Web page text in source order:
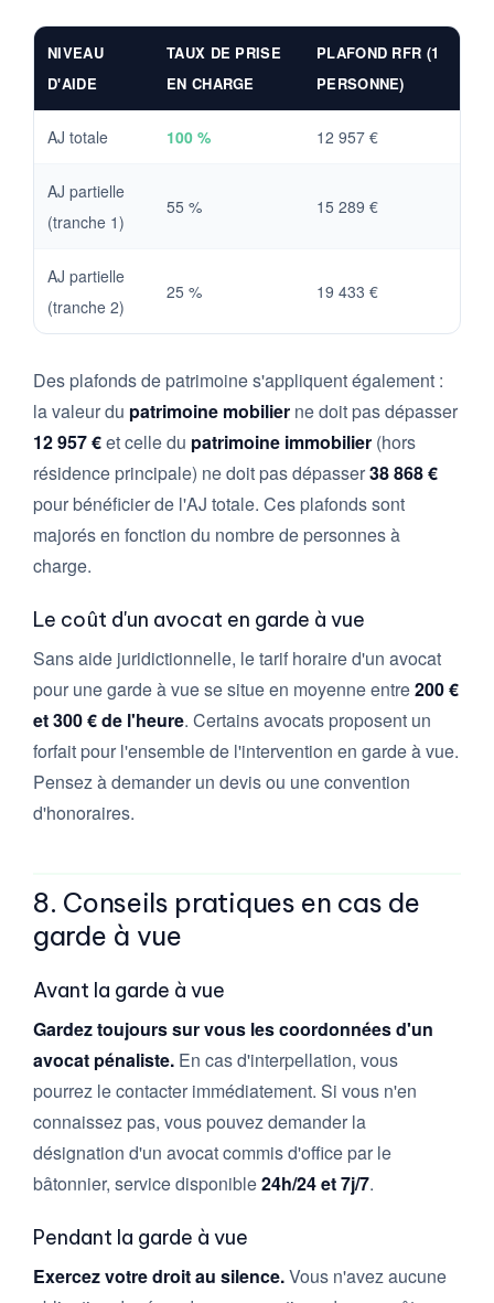
NIVEAU
D'AIDE
TAUX DE PRISE
EN CHARGE
PLAFOND RFR (1
PERSONNE)
AJ totale 100 % 12 957 €
AJ partielle
(tranche 1)
55 % 15 289 €
AJ partielle
(tranche 2)
25 % 19 433 €
Des plafonds de patrimoine s'appliquent également :
la valeur du patrimoine mobilier ne doit pas dépasser
12 957 €et celle du patrimoine immobilier (hors
résidence principale) ne doit pas dépasser38 868 €
pour bénéficier de l'AJ totale. Ces plafonds sont
majorés en fonction du nombre de personnes à
charge.
Le coût d'un avocat en garde à vue
Sans aide juridictionnelle, le tarif horaire d'un avocat
pour une garde à vue se situe en moyenne entre200 €
et 300 € de l'heure. Certains avocats proposent un
forfait pour l'ensemble de l'intervention en garde à vue.
Pensez à demander un devis ou une convention
d'honoraires.
8. Conseils pratiques en cas de
garde à vue
Avant la garde à vue
Gardez toujours sur vous les coordonnées d'un
avocat pénaliste. En cas d'interpellation, vous
pourrez le contacter immédiatement. Si vous n'en
connaissez pas, vous pouvez demander la
désignation d'un avocat commis d'office par le
bâtonnier, service disponible24h/24 et 7j/7.
Pendant la garde à vue
Exercez votre droit au silence.Vous n'avez aucune